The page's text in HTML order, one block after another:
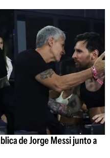
de Jorge Messi junto a